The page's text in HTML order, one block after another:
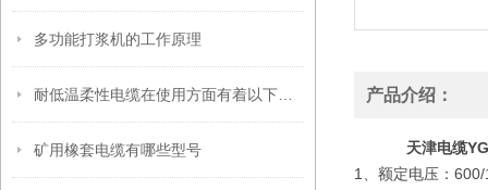
多功能打浆机的工作原理
矿用橡套电缆有哪些型号
产品介绍：
天津电缆
1、额定电压：